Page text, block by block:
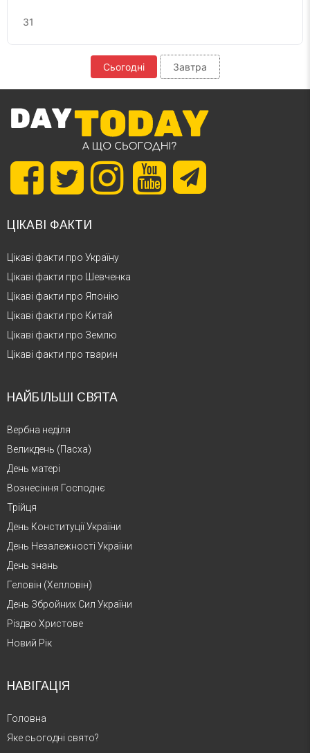
31
Сьогодні Завтра
ЦІКАВІ ФАКТИ
Цікаві факти про Україну
Цікаві факти про Шевченка
Цікаві факти про Японію
Цікаві факти про Китай
Цікаві факти про Землю
Цікаві факти про тварин
НАЙБІЛЬШІ СВЯТА
Вербна неділя
Великдень (Пасха)
День матері
Вознесіння Господнє
Трійця
День Конституції України
День Незалежності України
День знань
Геловін (Хелловін)
День Збройних Сил України
Різдво Христове
Новий Рік
НАВІГАЦІЯ
Головна
Яке сьогодні свято?